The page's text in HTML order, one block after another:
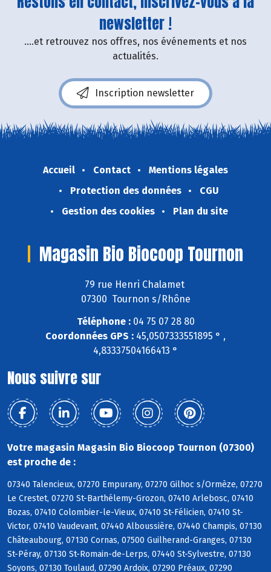
newsletter !
....et retrouvez nos offres, nos événements et nos
actualités.
Inscription newsletter
Accueil Contact
Mentions légales
Protection des données
CGU
Gestion des cookies
Plan du site
Magasin Bio Biocoop Tournon
79 rue Henri Chalamet
07300 Tournon s/Rhône
Téléphone :04 75 07 28 80
Coordonnées GPS : 45,0507333551895 ° ,
4,83337504166413 °
Nous suivre sur
Votre magasin Magasin Bio Biocoop Tournon (07300)
est proche de :
07340 Talencieux, 07270 Empurany, 07270 Gilhoc s/Ormèze, 07270
Le Crestet, 07270 St-Barthélemy-Grozon, 07410 Arlebosc, 07410
Bozas, 07410 Colombier-le-Vieux, 07410 St-Félicien, 07410 St-
Victor, 07410 Vaudevant, 07440 Alboussière, 07440 Champis, 07130
Châteaubourg, 07130 Cornas, 07500 Guilherand-Granges, 07130
St-Péray, 07130 St-Romain-de-Lerps, 07440 St-Sylvestre, 07130
Soyons, 07130 Toulaud, 07290 Ardoix, 07290 Préaux, 07290